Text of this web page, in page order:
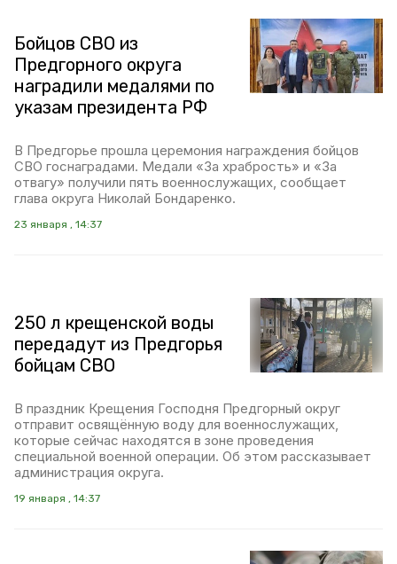
Бойцов СВО из
Предгорного округа
наградили медалями по
указам президента РФ
В Предгорье прошла церемония награждения бойцов
СВО госнаградами. Медали «За храбрость» и «За
отвагу» получили пять военнослужащих, сообщает
глава округа Николай Бондаренко.
23 января , 14:37
250 л крещенской воды
передадут из Предгорья
бойцам СВО
В праздник Крещения Господня Предгорный округ
отправит освящённую воду для военнослужащих,
которые сейчас находятся в зоне проведения
специальной военной операции. Об этом рассказывает
администрация округа.
19 января , 14:37